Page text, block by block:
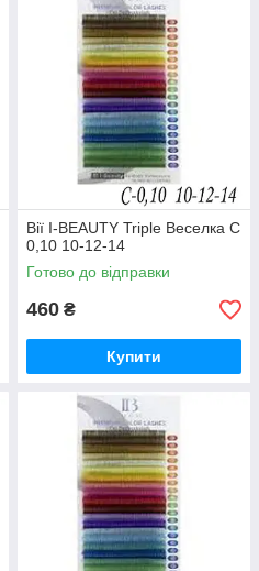
Вії I-BEAUTY Triple Веселка C
0,10 10-12-14
Готово до відправки
460 ₴
Купити